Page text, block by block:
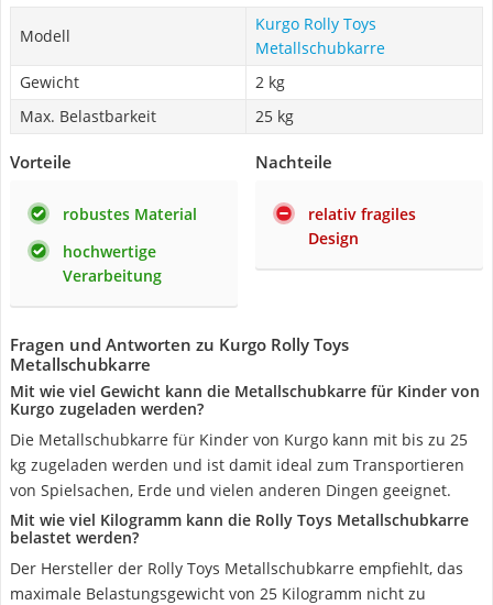
Modell
Kurgo Rolly Toys
Metallschubkarre
Gewicht
2 kg
Max. Belastbarkeit
25 kg
Vorteile
robustes Material
hochwertige
Verarbeitung
Nachteile
relativ fragiles
Design
Fragen und Antworten zu Kurgo Rolly Toys
Metallschubkarre
Mit wie viel Gewicht kann die Metallschubkarre für Kinder von
Kurgo zugeladen werden?
‎Die Metallschubkarre für Kinder von Kurgo kann mit bis zu 25
kg zugeladen werden und ist damit ideal zum Transportieren
von Spielsachen, Erde und vielen anderen Dingen geeignet.
Mit wie viel Kilogramm kann die Rolly Toys Metallschubkarre
belastet werden?
Der Hersteller der Rolly Toys Metallschubkarre empfiehlt, das
maximale Belastungsgewicht von 25 Kilogramm nicht zu